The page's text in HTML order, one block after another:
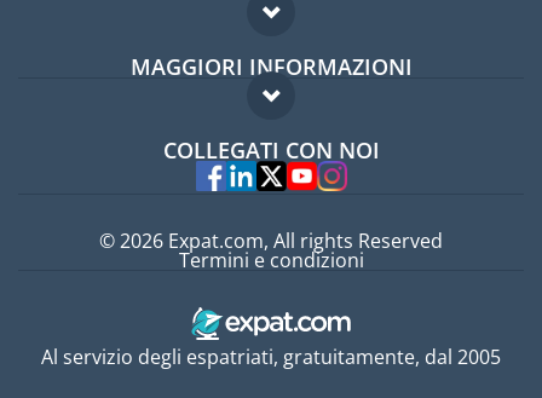
Forum per expat
Guida per expat
MAGGIORI INFORMAZIONI
Domande frequenti
Esperti
COLLEGATI CON NOI
Al servizio degli espatriati, gratuitamente, dal 2005
© 2026 Expat.com, All rights Reserved
Termini e condizioni